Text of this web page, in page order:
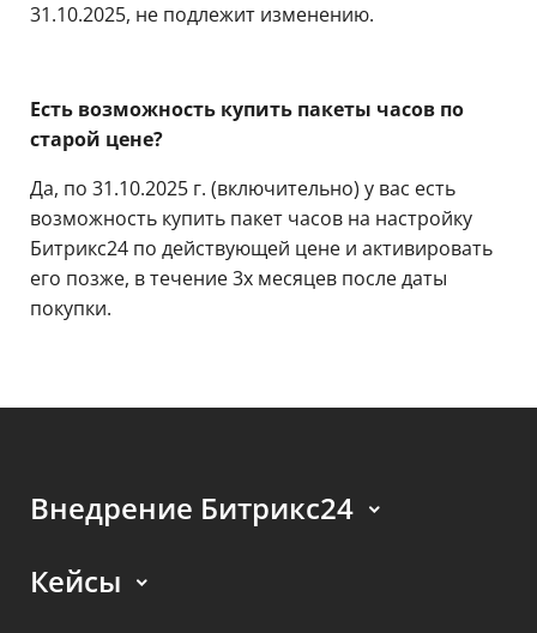
31.10.2025, не подлежит изменению.
Есть возможность купить пакеты часов по
старой цене?
Да, по 31.10.2025 г. (включительно) у вас есть
возможность купить пакет часов на настройку
Битрикс24 по действующей цене и активировать
его позже, в течение 3х месяцев после даты
покупки.
Внедрение Битрикс24
Кейсы